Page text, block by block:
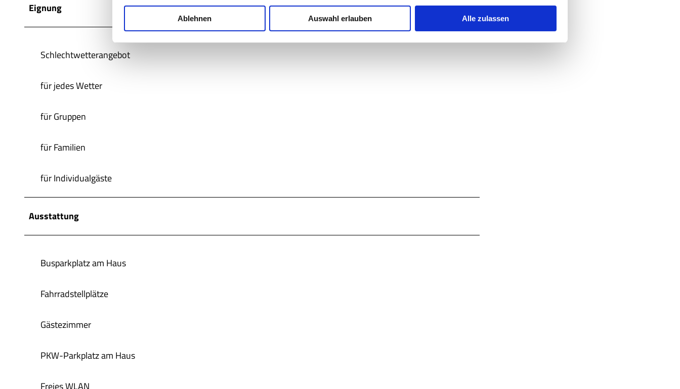
g
u
Ablehnen Auswahl erlauben Alle zulassen
Eignung
Schlechtwetterangebot
für jedes Wetter
für Gruppen
für Familien
für Individualgäste
Ausstattung
Busparkplatz am Haus
Fahrradstellplätze
Gästezimmer
PKW-Parkplatz am Haus
Freies WLAN